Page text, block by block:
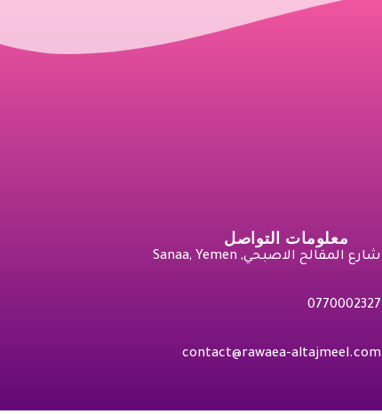
معلومات التواصل
شارع المقالح الاصبحي, Sanaa, Yemen
0770002327
contact@rawaea-altajmeel.com